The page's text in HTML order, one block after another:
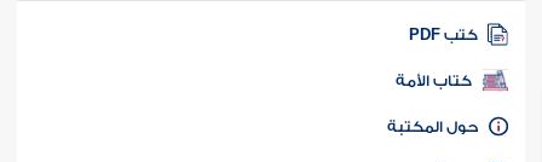
كتب PDF
كتاب الأمة